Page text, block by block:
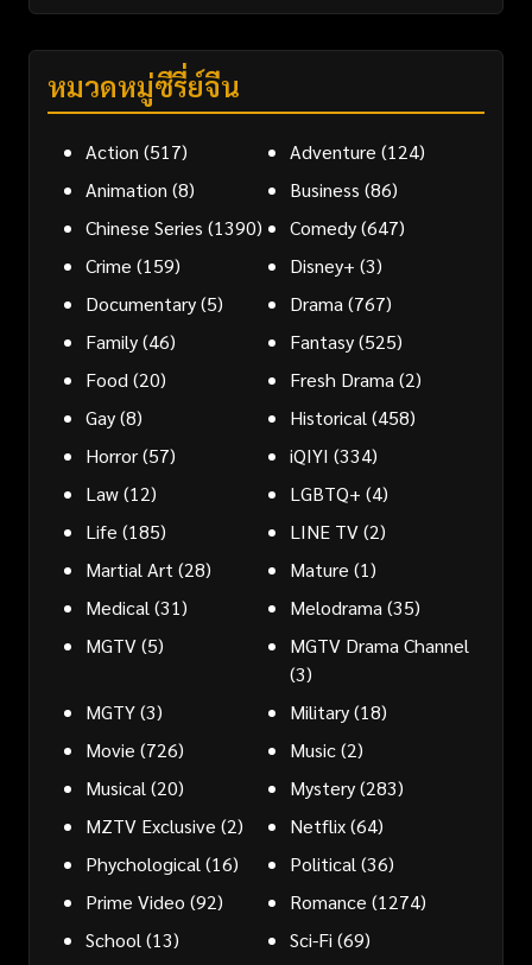
หมวดหมู่ซีรี่ย์จีน
Action (517) Adventure (124)
Animation (8) Business (86)
Chinese Series (1390) Comedy(647)
Crime (159) Disney+ (3)
Documentary(5) Drama (767)
Family(46) Fantasy(525)
Food (20) Fresh Drama (2)
Gay(8) Historical (458)
Horror(57) iQIYI (334)
Law(12) LGBTQ+ (4)
Life (185) LINE TV(2)
Martial Art (28) Mature (1)
Medical (31) Melodrama (35)
MGTV(5)
MGTV Drama Channel
(3)
MGTY(3) Military(18)
Movie (726) Music(2)
Musical (20) Mystery(283)
MZTV Exclusive (2) Netflix(64)
Phychological (16) Political (36)
Prime Video (92) Romance (1274)
School (13) Sci-Fi (69)